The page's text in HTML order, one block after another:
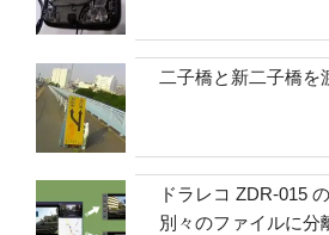
二子橋と新二子橋を
ドラレコ ZDR-015
別々のファイルに分